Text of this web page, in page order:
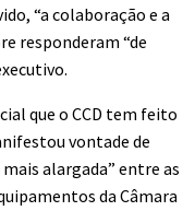
“a colaboração e a
responderam “de
que o CCD tem feito
vontade de
alargada” entre as
da Câmara